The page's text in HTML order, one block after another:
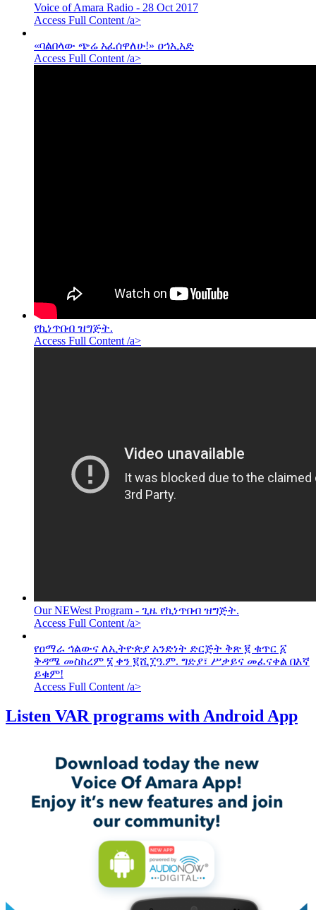
Voice of Amara Radio - 28 Oct 2017
Access Full Content /a>
«ባልበላው ጭሬ አፈሰዋለሁ!» ዐኅኢአድ
Access Full Content /a>
የኪነጥበብ ዝግጅት.
Access Full Content /a>
Our NEWest Program - ጊዜ የኪነጥበብ ዝግጅት.
Access Full Content /a>
የዐማራ ኅልውና ለኢትዮጵያ አንድነት ድርጅት ቅጽ ፪ ቁጥር ፩
ቅዳሜ መስከረም ፮ ቀን ፪ሺ፲ዓ.ም. ግድያ፣ ሥቃይና መፈናቀል በእኛ
ይቁም!
Access Full Content /a>
Listen VAR programs with Android App